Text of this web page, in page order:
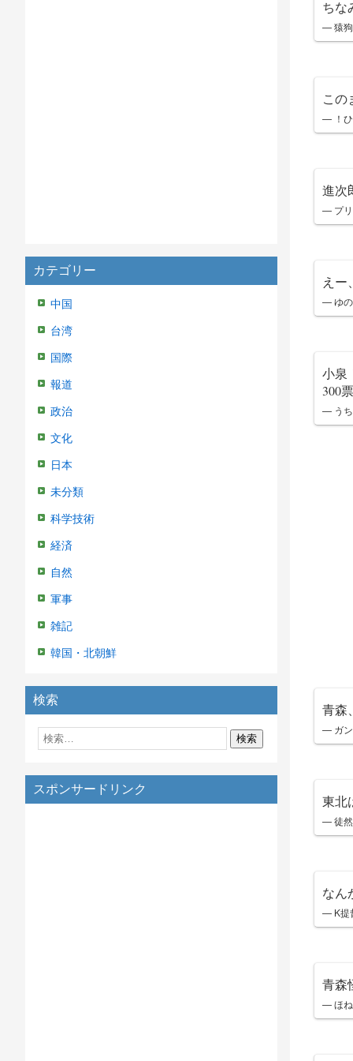
カテゴリー
中国
台湾
国際
報道
政治
文化
日本
未分類
科学技術
経済
自然
軍事
雑記
韓国・北朝鮮
検索
スポンサードリンク
ちな
— 猿狗
この
— ！
進次
— プリ
えー
— ゆの
小泉
300
— う
青森
— ガン
東北
— 徒
なん
— K提
青森
— ほ